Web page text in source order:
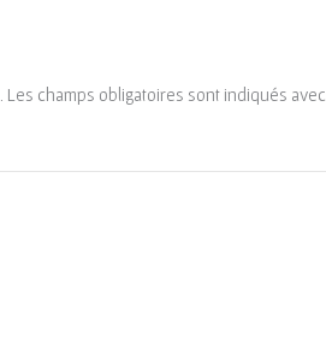
Les champs obligatoires sont indiqués avec